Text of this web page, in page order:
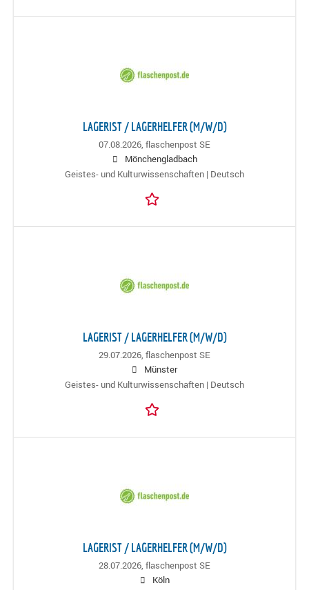
LAGERIST / LAGERHELFER (M/W/D)
07.08.2026, flaschenpost SE
Mönchengladbach
Geistes- und Kulturwissenschaften | Deutsch
LAGERIST / LAGERHELFER (M/W/D)
29.07.2026, flaschenpost SE
Münster
Geistes- und Kulturwissenschaften | Deutsch
LAGERIST / LAGERHELFER (M/W/D)
28.07.2026, flaschenpost SE
Köln